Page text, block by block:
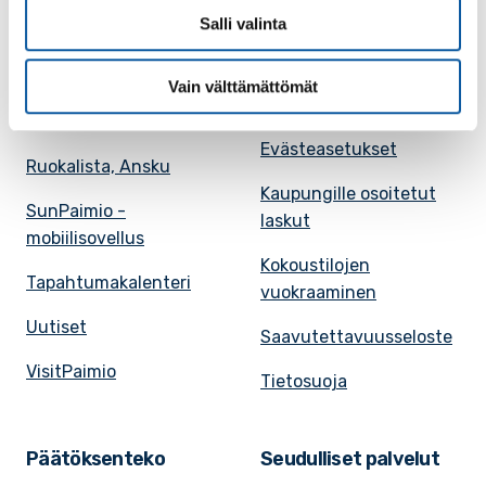
Salli valinta
Vain välttämättömät
Paimion mediapankki
Ruokalistat, ISS
Ruokalista, Ansku
SunPaimio -
mobiilisovellus
Tapahtumakalenteri
Uutiset
VisitPaimio
Asiakirjojen
julkisuuskuvaus
Evästeasetukset
Kaupungille osoitetut
laskut
Kokoustilojen
vuokraaminen
Saavutettavuusseloste
Tietosuoja
Päätöksenteko Seudulliset palvelut